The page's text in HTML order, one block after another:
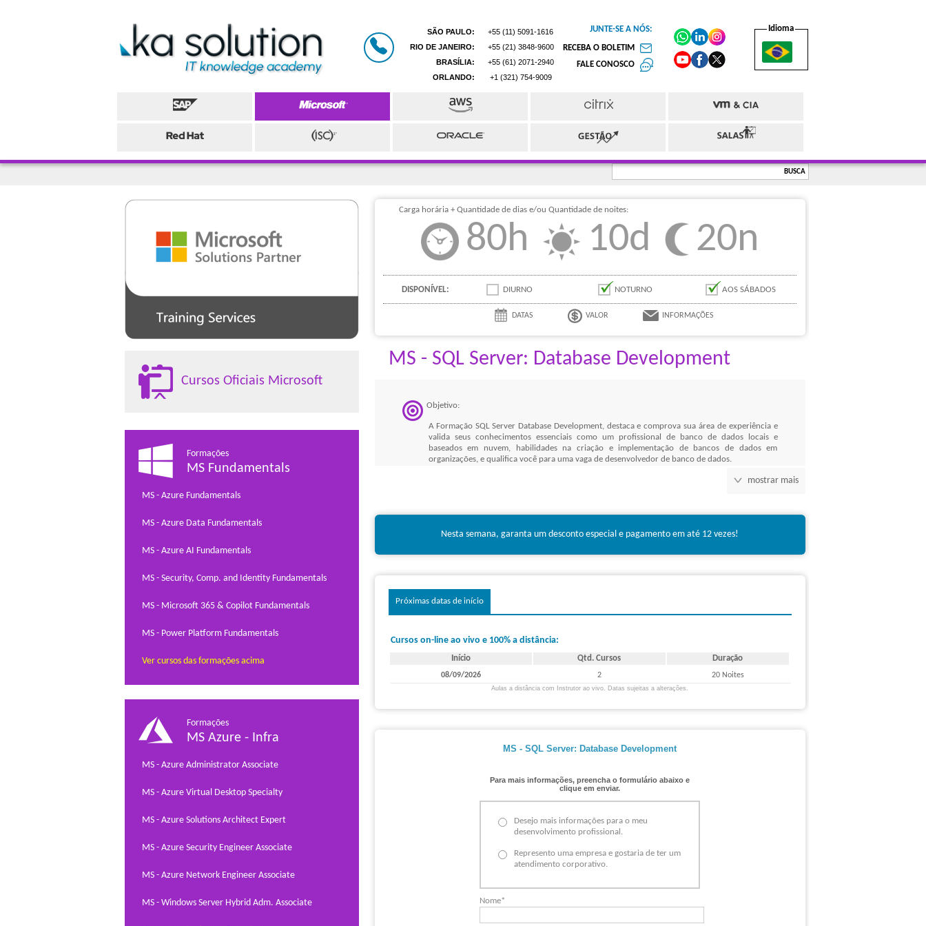
SÃO PAULO:
+55 (11) 5091-1616
RIO DE JANEIRO:
+55 (21) 3848-9600
BRASÍLIA:
+55 (61) 2071-2940
ORLANDO:
+1 (321) 754-9009
JUNTE-SE A NÓS:
RECEBA O BOLETIM
FALE CONOSCO
Idioma
BUSCA
Carga horária + Quantidade de dias e/ou Quantidade de noites:
80h 10d 20n
DISPONÍVEL: DIURNO NOTURNO AOS SÁBADOS
DATAS VALOR INFORMAÇÕES
MS - SQL Server: Database Development
Objetivo:
A Formação SQL Server Database Development, destaca e comprova sua área de experiência e
valida seus conhecimentos essenciais como um profissional de banco de dados locais e
baseados em nuvem, habilidades na criação e implementação de bancos de dados em
organizações, e qualifica você para uma vaga de desenvolvedor de banco de dados.
líderes de projeto.
20762:
Developing SQL Databases - SQL Server
mostrar mais
Nesta semana, garanta um desconto especial e pagamento em até 12 vezes!
Próximas datas de início
Cursos on-line ao vivo e 100% a distância:
Início Qtd. Cursos Duração
08/09/2026 2 20 Noites
Aulas a distância com Instrutor ao vivo. Datas sujeitas a alterações.
MS - SQL Server: Database Development
Para mais informações, preencha o formulário abaixo e
clique em enviar.
Desejo mais informações para o meu
desenvolvimento profissional.
Represento uma empresa e gostaria de ter um
atendimento corporativo.
Nome*
Cursos Oficiais Microsoft
Formações
MS Fundamentals
MS - Azure Fundamentals
MS - Azure Data Fundamentals
MS - Azure AI Fundamentals
MS - Security, Comp. and Identity Fundamentals
MS - Microsoft 365 & Copilot Fundamentals
MS - Power Platform Fundamentals
Ver cursos das formações acima
Formações
MS Azure - Infra
MS - Azure Administrator Associate
MS - Azure Virtual Desktop Specialty
MS - Azure Solutions Architect Expert
MS - Azure Security Engineer Associate
MS - Azure Network Engineer Associate
MS - Windows Server Hybrid Adm. Associate